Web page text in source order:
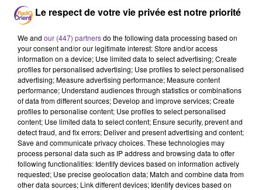
TURQUIE SYRIE
TUNISIE
ALGERIE
11 février 2023 - 11 min 11 sec
LE JOURNAL DE 12H30 EN LANGUE ARABE DU
11/2/2023
JS
EDITION DU JOURNAL DE 12H30 EN LANGUE ARABE DU
Le respect de votre vie privée est notre priorité
We and our (447) partnersdo the following data processing based on
your consent and/or our legitimate interest: Store and/or access
information on a device; Use limited data to select advertising; Create
profiles for personalised advertising; Use profiles to select personalised
advertising; Measure advertising performance; Measure content
performance; Understand audiences through statistics or combinations
of data from different sources; Develop and improve services; Create
profiles to personalise content; Use profiles to select personalised
content; Use limited data to select content; Ensure security, prevent and
detect fraud, and fix errors; Deliver and present advertising and content;
Save and communicate privacy choices. These technologies may
process personal data such as IP address and browsing data to offer
following functionalities: Identify devices based on information actively
requested; Use precise geolocation data; Match and combine data from
other data sources; Link different devices; Identify devices based on